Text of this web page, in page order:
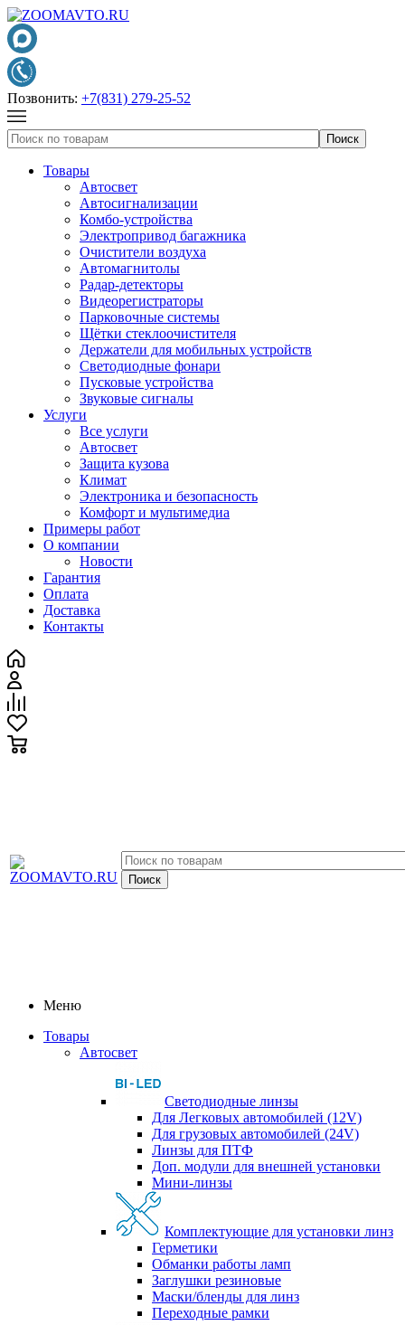
Позвонить: +7(831) 279-25-52
Товары
Автосвет
Автосигнализации
Комбо-устройства
Электропривод багажника
Очистители воздуха
Автомагнитолы
Радар-детекторы
Видеорегистраторы
Парковочные системы
Щётки стеклоочистителя
Держатели для мобильных устройств
Светодиодные фонари
Пусковые устройства
Звуковые сигналы
Услуги
Все услуги
Автосвет
Защита кузова
Климат
Электроника и безопасность
Комфорт и мультимедиа
Примеры работ
О компании
Новости
Гарантия
Оплата
Доставка
Контакты
Меню
Товары
Автосвет
Светодиодные линзы
Для Легковых автомобилей (12V)
Для грузовых автомобилей (24V)
Линзы для ПТФ
Доп. модули для внешней установки
Мини-линзы
Комплектующие для установки линз
Герметики
Обманки работы ламп
Заглушки резиновые
Маски/бленды для линз
Переходные рамки